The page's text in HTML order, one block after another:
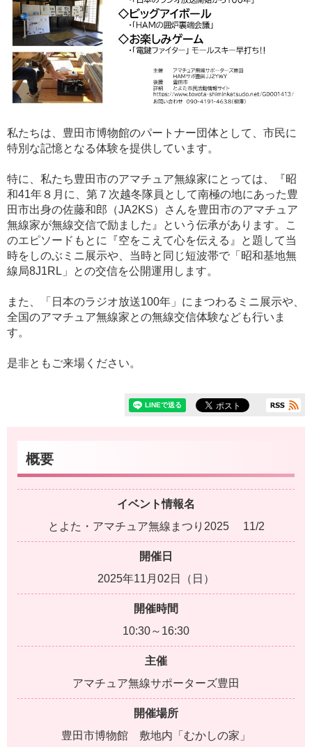
私たちは、豊田市博物館のパートナー団体として、市民に
特別な記憶となる体験を提供しています。
特に、私たち豊田市のアマチュア無線家にとっては、『昭
和41年８月に、第７次越冬隊員として南極の地にあった豊
田市出身の佐藤和郎（JA2KS）さんを豊田市のアマチュア
無線家が無線交信で励ました』という伝承があります。こ
のエピソードもとに『空をこえて心を伝える』と題して当
時をしのぶミニ展示や、当時と同じ短波帯で「昭和基地無
線局8J1RL」との交信を公開運用します。
また、「日本のラジオ放送100年」にまつわるミニ展示や、
全国のアマチュア無線家との無線交信体験なども行いま
す。
是非ともご来場ください。
概要
イベント情報名
とよた・アマチュア無線まつり2025 11/2
開催日
2025年11月02日（日）
開催時間
10:30～16:30
主催
アマチュア無線サポーターズ豊田
開催場所
豊田市博物館 敷地内「むかしの家」